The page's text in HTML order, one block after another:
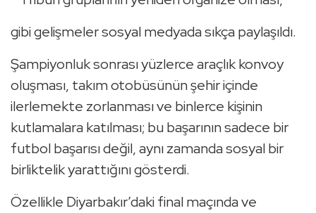
gibi gelişmeler sosyal medyada sıkça paylaşıldı.
Şampiyonluk sonrası yüzlerce araçlık konvoy
oluşması, takım otobüsünün şehir içinde
ilerlemekte zorlanması ve binlerce kişinin
kutlamalara katılması; bu başarının sadece bir
futbol başarısı değil, aynı zamanda sosyal bir
birliktelik yarattığını gösterdi.
Özellikle Diyarbakır’daki final maçında ve